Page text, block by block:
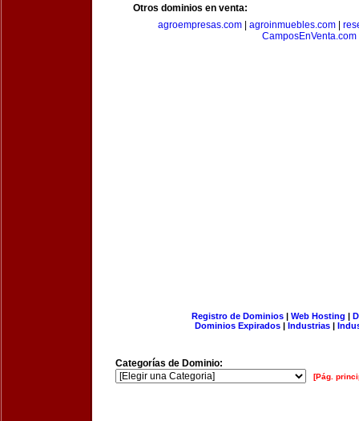
Otros dominios en venta:
agroempresas.com
agroinmuebles.com
CamposEnVenta.com
Registro de Dominios| Web Hosting |
Dominios Expirados | Industrias |
Categorías de Dominio:
[Pág.